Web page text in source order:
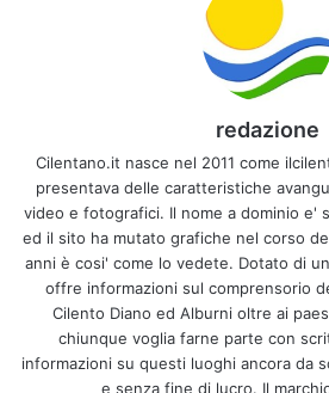
redazione
Cilentano.it nasce nel 2011 come
presentava delle caratteristiche
video e fotografici. Il nome a dominio e'
ed il sito ha mutato grafiche nel corso
anni è cosi' come lo vedete. Dotato di
offre informazioni sul comprensorio
Cilento Diano ed Alburni oltre ai
chiunque voglia farne parte con
informazioni su questi luoghi ancora da
e senza fine di lucro. Il